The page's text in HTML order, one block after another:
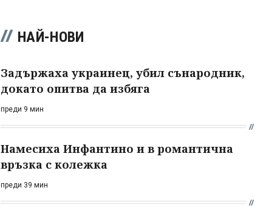
НАЙ-НОВИ
Задържаха украинец, убил сънародник,
докато опитва да избяга
преди 9 мин
Намесиха Инфантино и в романтична
връзка с колежка
преди 39 мин